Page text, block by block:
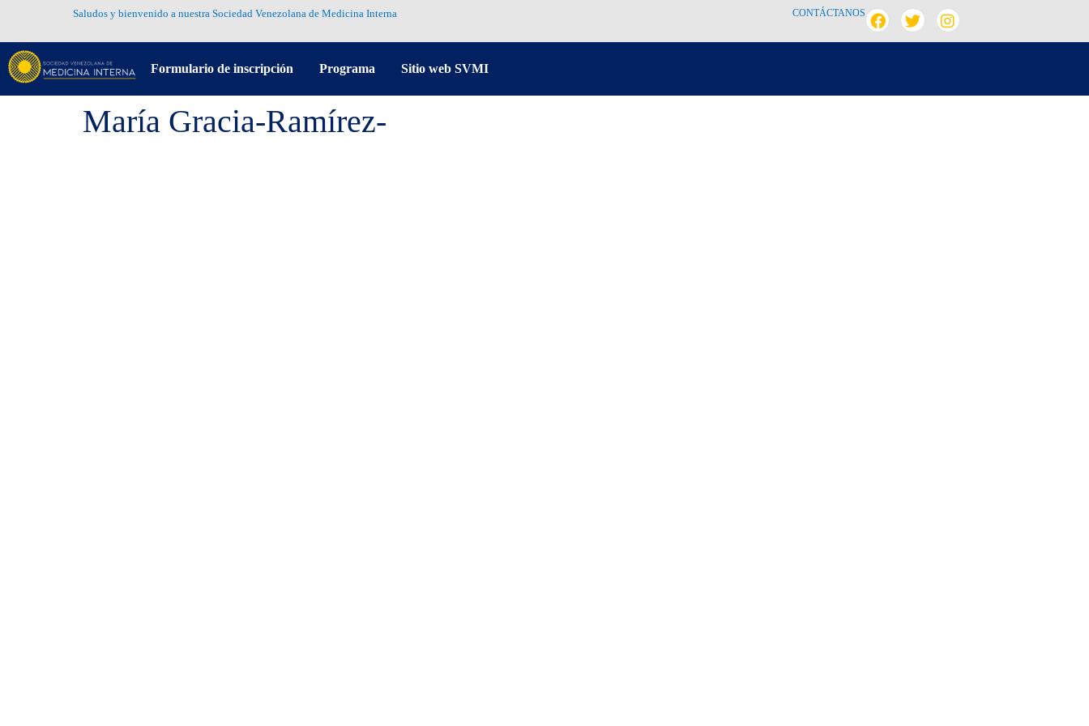
Saludos y bienvenido a nuestra Sociedad Venezolana de Medicina Interna CONTÁCTANOS
Formulario de inscripción Programa Sitio web SVMI
María Gracia-Ramírez-